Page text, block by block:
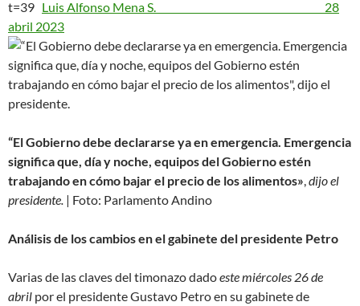
t=39 Luis Alfonso Mena S. 28
abril 2023
“El Gobierno debe declararse ya en emergencia. Emergencia
significa que, día y noche, equipos del Gobierno estén
trabajando en cómo bajar el precio de los alimentos»,dijo el
presidente. | Foto: Parlamento Andino
Análisis de los cambios en el gabinete del presidente Petro
Varias de las claves del timonazo dadoeste miércoles 26 de
abril por el presidente Gustavo Petro en su gabinete de